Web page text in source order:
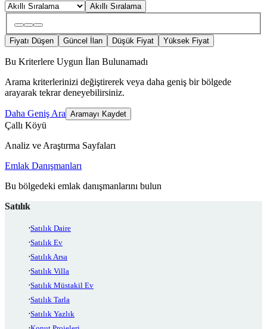
Akıllı Sıralama
Fiyatı Düşen Güncel İlan Düşük Fiyat Yüksek Fiyat
Bu Kriterlere Uygun İlan Bulunamadı
Arama kriterlerinizi değiştirerek veya daha geniş bir bölgede
arayarak tekrar deneyebilirsiniz.
Daha Geniş Ara Aramayı Kaydet
Çallı Köyü
Analiz ve Araştırma Sayfaları
Emlak Danışmanları
Bu bölgedeki emlak danışmanlarını bulun
Satılık
Satılık Daire
Satılık Ev
Satılık Arsa
Satılık Villa
Satılık Müstakil Ev
Satılık Tarla
Satılık Yazlık